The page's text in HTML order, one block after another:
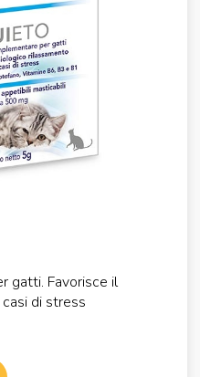
gatti. Favorisce il
di stress